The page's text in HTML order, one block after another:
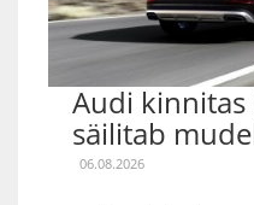
Audi kinnitas
säilitab
06.08.2026